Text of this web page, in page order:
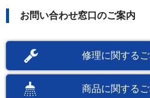
お問い合わせ窓口のご案内
修理に関する
商品に関する